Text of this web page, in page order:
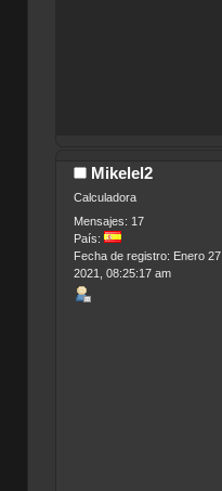
Mikelel2
Calculadora
Mensajes: 17
País:
Fecha de registro: Enero 27,
2021, 08:25:17 am